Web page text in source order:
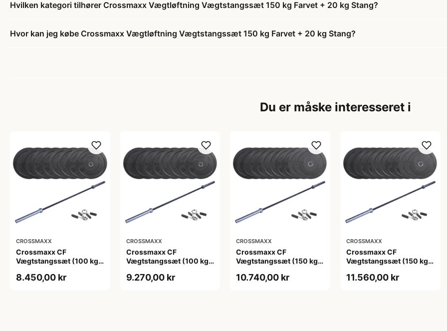
Hvilken kategori tilhører Crossmaxx Vægtløftning Vægtstangssæt 150 kg Farvet + 20 kg Stang?
Hvor kan jeg købe Crossmaxx Vægtløftning Vægtstangssæt 150 kg Farvet + 20 kg Stang?
Du er måske interesseret i
CROSSMAXX
Crossmaxx CF
Vægtstangssæt (100 kg
vægtstang). Perfekt til
8.450,00 kr
CROSSMAXX
Crossmaxx CF
Vægtstangssæt (100 kg
vægtstang). Perfekt til
9.270,00 kr
CROSSMAXX
Crossmaxx CF
Vægtstangssæt (150 kg
vægtstang). Perfekt til
10.740,00 kr
CROSSMAXX
Crossmaxx CF
Vægtstangssæt (150 kg
vægtstang). Perfekt til
11.560,00 kr